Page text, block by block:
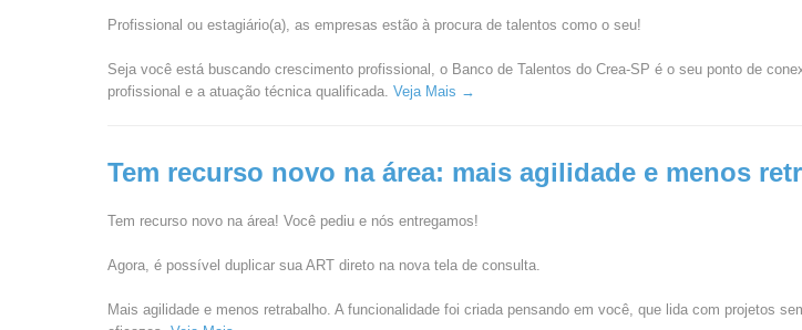
Profissional ou estagiário(a), as empresas estão à procura de talentos como o seu!
Seja você está buscando crescimento profissional, o Banco de Talentos do Crea-SP é o seu ponto de
profissional e a atuação técnica qualificada. Veja Mais →
Tem recurso novo na área: mais agilidade e menos
Tem recurso novo na área! Você pediu e nós entregamos!
Agora, é possível duplicar sua ART direto na nova tela de consulta.
Mais agilidade e menos retrabalho. A funcionalidade foi criada pensando em você, que lida com projetos